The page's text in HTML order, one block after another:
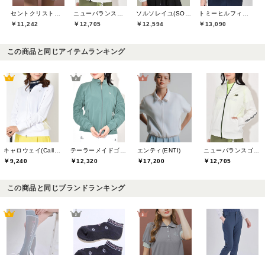
￥11,242
￥12,705
￥12,594
￥13,090
この商品と同じアイテムランキング
キャロウェイ(Callaway)
￥9,240
テーラーメイドゴルフ(TaylorMade Golf)
￥12,320
エンティ(ENTI)
￥17,200
ニューバランスゴルフ(New Balance Golf)
￥12,705
この商品と同じブランドランキング